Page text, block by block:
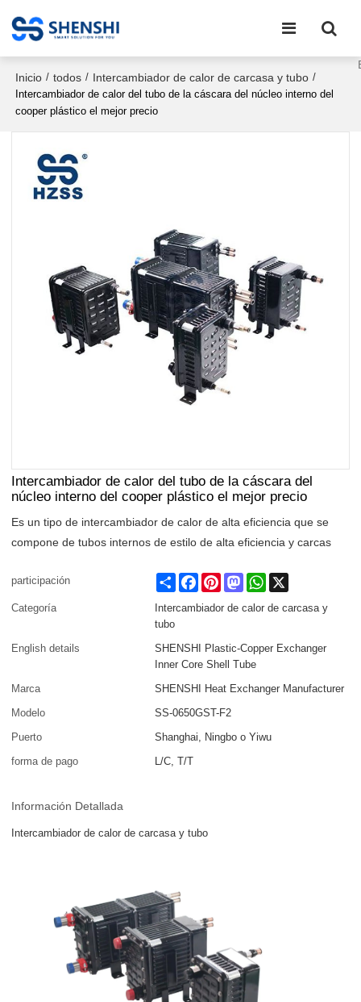
Inicio / todos / Intercambiador de calor de carcasa y tubo /
Intercambiador de calor del tubo de la cáscara del núcleo interno del
cooper plástico el mejor precio
Intercambiador de calor del tubo de la cáscara del
núcleo interno del cooper plástico el mejor precio
Es un tipo de intercambiador de calor de alta eficiencia que se
compone de tubos internos de estilo de alta eficiencia y carcas
participación Share FacebookPinterestMastodonWhatsApp
Categoría
Intercambiador de calor de carcasa y
tubo
English details
SHENSHI Plastic-Copper Exchanger
Inner Core Shell Tube
Marca
SHENSHI Heat Exchanger Manufacturer​
Modelo
SS-0650GST-F2
Puerto
Shanghai, Ningbo o Yiwu
forma de pago
L/C, T/T
Información Detallada
Intercambiador de calor de carcasa y tubo